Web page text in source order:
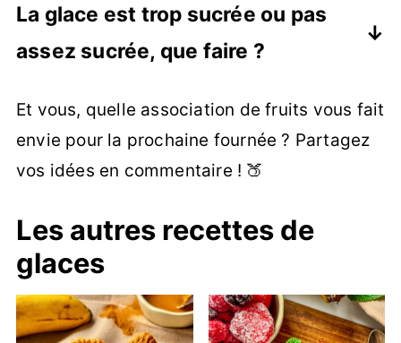
minutes avant de mixer ou ajoutez un
peu de liquide (eau, jus de citron, lait)
La glace est trop sucrée ou pas
assez sucrée, que faire ?
en fonction de la douceur naturelle de
vos fruits. Commencez par une cuillère
et goûtez avant d'en ajouter.
Et vous, quelle association de fruits vous fait
envie pour la prochaine fournée ? Partagez
vos idées en commentaire ! 🍑
Les autres recettes de
glaces